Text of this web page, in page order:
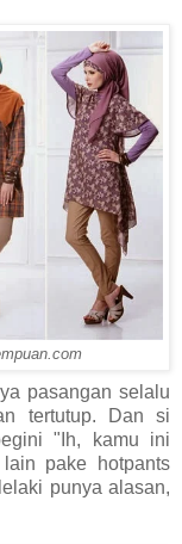
pasangan selalu
tertutup. Dan si
"Ih, kamu ini
pake hotpants
punya alasan,